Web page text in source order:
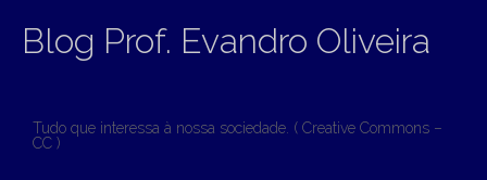
Blog Prof. Evandro Oliveira
Tudo que interessa à nossa sociedade. ( Creative Commons –
CC )